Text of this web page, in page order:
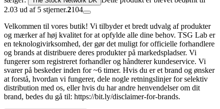
2.03 ud af 5 stjerner.2104
Velkommen til vores butik! Vi tilbyder et bredt udvalg af produkter
og mærker af høj kvalitet for at opfylde alle dine behov. TSG Lab er
en teknologivirksomhed, der gør det muligt for officielle forhandlere
og brands at distribuere deres produkter på markedspladser. Vi
fungerer som registreret forhandler og håndterer kundeservice. Vi
svarer på beskeder inden for ~6 timer. Hvis du er et brand og ønsker
at forstå, hvordan vi fungerer, dele nogle retningslinjer for selektiv
distribution med os, eller hvis du har andre henvendelser om dit
brand, bedes du gå til: https://bit.ly/disclaimer-for-brands.